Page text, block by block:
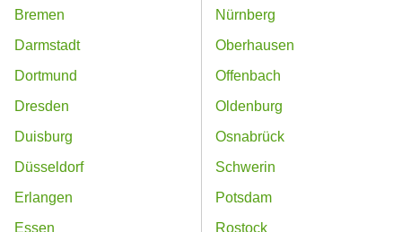
Bremen
Darmstadt
Dortmund
Dresden
Duisburg
Düsseldorf
Erlangen
Essen
Nürnberg
Oberhausen
Offenbach
Oldenburg
Osnabrück
Schwerin
Potsdam
Rostock